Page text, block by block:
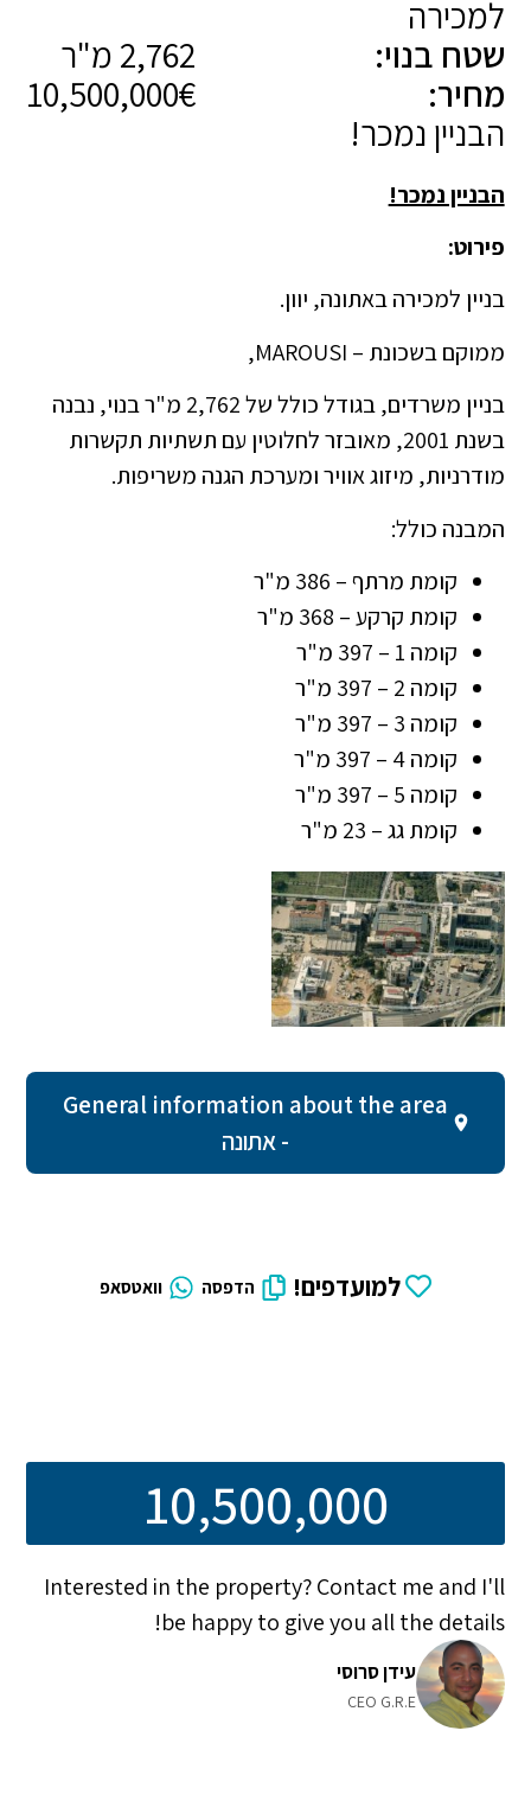
למכירה
שטח בנוי:
מחיר:
10,500,000€
הבניין נמכר!
הבניין נמכר!
פירוט:
בניין למכירה באתונה, יוון.
ממוקם בשכונת – MAROUSI,
בניין משרדים, בגודל כולל של 2,762 מ"ר בנוי, נבנה
בשנת 2001, מאובזר לחלוטין עם תשתיות תקשרות
מודרניות, מיזוג אוויר ומערכת הגנה משריפות.
המבנה כולל:
קומת מרתף – 386 מ"ר
קומת קרקע – 368 מ"ר
קומה 1 – 397 מ"ר
קומה 2 – 397 מ"ר
קומה 3 – 397 מ"ר
קומה 4 – 397 מ"ר
קומה 5 – 397 מ"ר
קומת גג – 23 מ"ר
General information about the area
- אתונה
למועדפים! הדפסה וואטסאפ
10,500,000
Interested in the property? Contact me and I'll
be happy to give you all the details!
עידן סרוסי
CEO G.R.E